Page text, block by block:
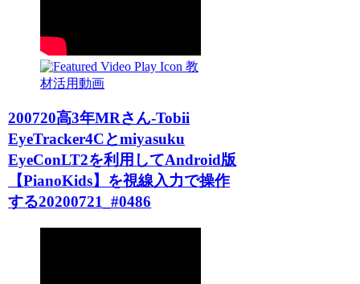
教
材活用動画
200720高3年MRさん-Tobii
EyeTracker4Cとmiyasuku
EyeConLT2を利用してAndroid版
【PianoKids】を視線入力で操作
する20200721_#0486